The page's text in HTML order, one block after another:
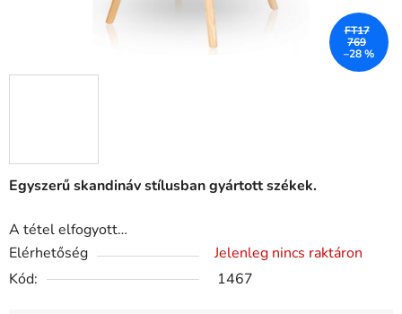
Egyszerű skandináv stílusban gyártott székek.
A tétel elfogyott…
Elérhetőség
Jelenleg nincs raktáron
Kód:
1467
FT17
769
–28 %